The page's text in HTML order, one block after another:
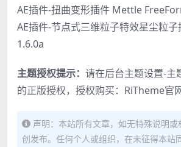
AE插件-扭曲变形插件 Mettle
AE插件-节点式三维粒子特效星尘粒
1.6.0a
主题授权提示： 请在后台主题设置-主
的正版授权，授权购买： RiTheme官
声明：本站所有文章，如无特殊说明
创发布。任何个人或组织，在未征得本站